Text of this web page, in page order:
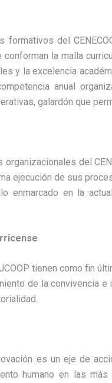
formativos del
conforman la malla
y la excelencia
anual
galardón que
organizacionales del
ejecución de sus
enmarcado en la
JCOOP tienen como fin
de la convivencia
es un eje de
humano en las